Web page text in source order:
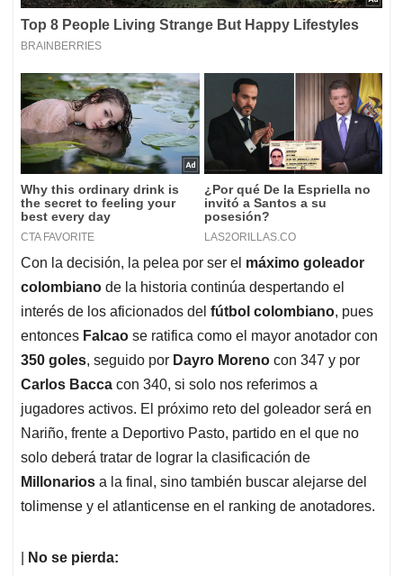
Con la decisión, la pelea por ser el máximo goleador
colombiano de la historia continúa despertando el
interés de los aficionados del fútbol colombiano, pues
entonces Falcao se ratifica como el mayor anotador con
350 goles, seguido por Dayro Moreno con 347 y por
Carlos Bacca con 340, si solo nos referimos a
jugadores activos. El próximo reto del goleador será en
Nariño, frente a Deportivo Pasto, partido en el que no
solo deberá tratar de lograr la clasificación de
Millonarios a la final, sino también buscar alejarse del
tolimense y el atlanticense en el ranking de anotadores.
No se pierda: